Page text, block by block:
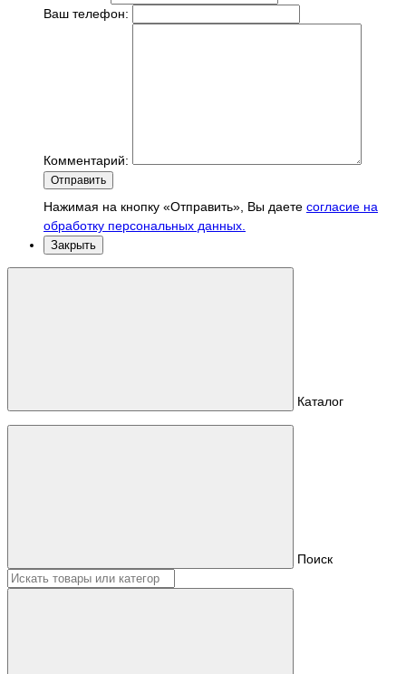
Ваш телефон:
Комментарий:
Отправить
Нажимая на кнопку «Отправить», Вы даете согласие на
обработку персональных данных.
Закрыть
Каталог
Поиск